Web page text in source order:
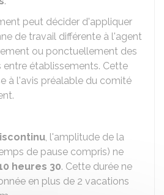
peut décider d'appliquer
de travail différente à l'agent
ou ponctuellement des
établissements. Cette
à l'avis préalable du comité
, l'amplitude de la
de pause compris) ne
heures 30. Cette durée ne
en plus de 2 vacations